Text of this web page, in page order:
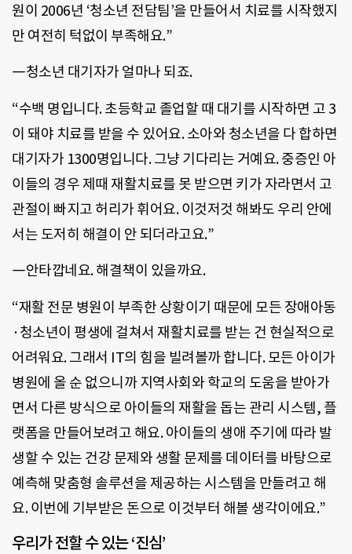
원이 2006년 ‘청소년 전담팀’을 만들어서 치료를 시작했지
만 여전히 턱없이 부족해요.”
―청소년 대기자가 얼마나 되죠.
“수백 명입니다. 초등학교 졸업할 때 대기를 시작하면 고 3
이 돼야 치료를 받을 수 있어요. 소아와 청소년을 다 합하면
대기자가 1300명입니다. 그냥 기다리는 거예요. 중증인 아
이들의 경우 제때 재활치료를 못 받으면 키가 자라면서 고
관절이 빠지고 허리가 휘어요. 이것저것 해봐도 우리 안에
서는 도저히 해결이 안 되더라고요.”
―안타깝네요. 해결책이 있을까요.
“재활 전문 병원이 부족한 상황이기 때문에 모든 장애아동
·청소년이 평생에 걸쳐서 재활치료를 받는 건 현실적으로
어려워요. 그래서 IT의 힘을 빌려볼까 합니다. 모든 아이가
병원에 올 순 없으니까 지역사회와 학교의 도움을 받아가
면서 다른 방식으로 아이들의 재활을 돕는 관리 시스템, 플
랫폼을 만들어보려고 해요. 아이들의 생애 주기에 따라 발
생할 수 있는 건강 문제와 생활 문제를 데이터를 바탕으로
예측해 맞춤형 솔루션을 제공하는 시스템을 만들려고 해
요. 이번에 기부받은 돈으로 이것부터 해볼 생각이에요.”
우리가 전할 수 있는 ‘진심’